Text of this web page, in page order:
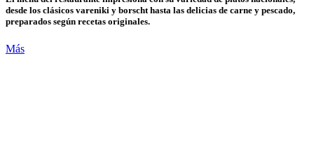
desde los clásicos vareniki y borscht hasta las delicias de carne y pescado,
preparados según recetas originales.
Más